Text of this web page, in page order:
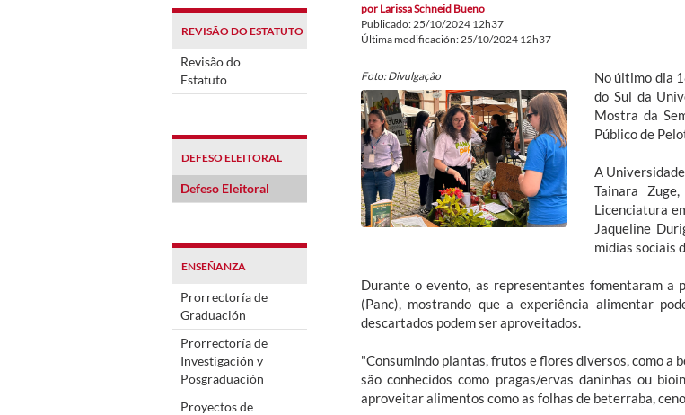
REVISÃO DO ESTATUTO
Revisão do
Estatuto
DEFESO ELEITORAL
Defeso Eleitoral
ENSEÑANZA
Prorrectoría de
Graduación
Prorrectoría de
Investigación y
Posgraduación
Proyectos de
por Larissa Schneid Bueno
Publicado: 25/10/2024 12h37
Última modificación: 25/10/2024 12h37
Foto: Divulgação
No último dia
do Sul da
Mostra da
Público de
A
Tainara
Licenciatura
Jaqueline
mídias sociais
Durante o evento, as representantes fomentaram a
(Panc), mostrando que a experiência alimentar
descartados podem ser aproveitados.
"Consumindo plantas, frutos e flores diversos, como a
são conhecidos como pragas/ervas daninhas ou
aproveitar alimentos como as folhas de beterraba,